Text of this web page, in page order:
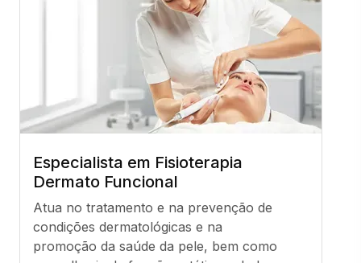
Especialista em Fisioterapia
Dermato Funcional
Atua no tratamento e na prevenção de
condições dermatológicas e na
promoção da saúde da pele, bem como